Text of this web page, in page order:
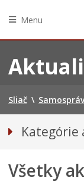
obsah
Menu
Sliač \
Primátorka
Všetky